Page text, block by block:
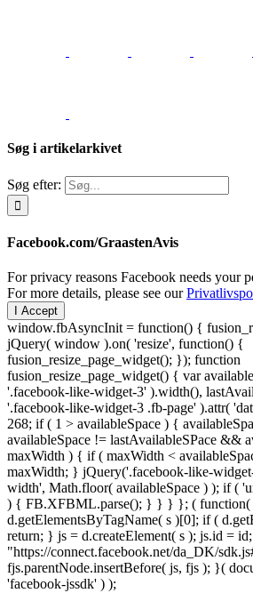
Søg i artikelarkivet
Søg efter:
Facebook.com/GraastenAvis
For privacy reasons Facebook needs your
For more details, please see our
I Accept
window.fbAsyncInit = function() {
jQuery( window ).on( 'resize', function() {
fusion_resize_page_widget(); }); function
fusion_resize_page_widget() { var
'.facebook-like-widget-3' ).width(),
'.facebook-like-widget-3 .fb-page' ).attr(
268; if ( 1 > availableSpace ) {
availableSpace != lastAvailableSPace &&
maxWidth ) { if ( maxWidth <
maxWidth; } jQuery('.facebook-like-
width', Math.floor( availableSpace ) ); if (
) { FB.XFBML.parse(); } } } }; ( function(
d.getElementsByTagName( s )[0]; if (
return; } js = d.createElement( s ); js.id =
"https://connect.facebook.net/da_DK/
fjs.parentNode.insertBefore( js, fjs ); }(
'facebook-jssdk' ) );